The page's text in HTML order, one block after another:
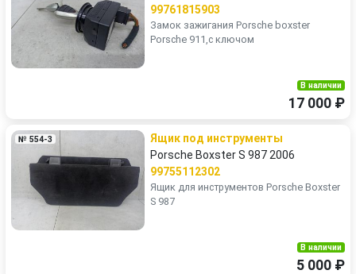
99761815903
Замок зажигания Porsche boxster
Porsche 911,с ключом
В наличии
17 000 ₽
№ 554-3
Ящик под инструменты
Porsche Boxster S 987 2006
99755112302
Ящик для инструментов Porsche Boxster
S 987
В наличии
5 000 ₽